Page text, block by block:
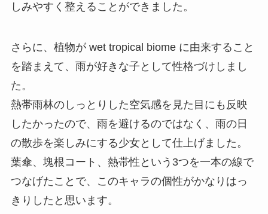
しみやすく整えることができました。
さらに、植物が wet tropical biome に由来すること
を踏まえて、雨が好きな子として性格づけしまし
た。
熱帯雨林のしっとりした空気感を見た目にも反映
したかったので、雨を避けるのではなく、雨の日
の散歩を楽しみにする少女として仕上げました。
葉傘、塊根コート、熱帯性という3つを一本の線で
つなげたことで、このキャラの個性がかなりはっ
きりしたと思います。